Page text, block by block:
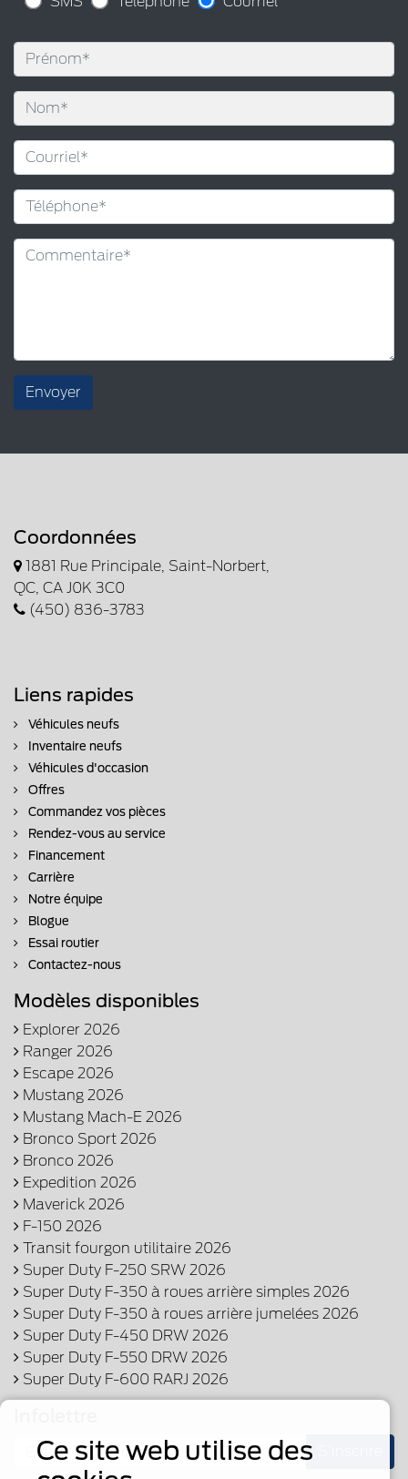
Envoyer
Coordonnées
1881 Rue Principale, Saint-Norbert,
QC, CA J0K 3C0
(450) 836-3783
Liens rapides
Véhicules neufs
Inventaire neufs
Véhicules d'occasion
Offres
Commandez vos pièces
Rendez-vous au service
Financement
Carrière
Notre équipe
Blogue
Essai routier
Contactez-nous
Modèles disponibles
Explorer 2026
Ranger 2026
Escape 2026
Mustang 2026
Mustang Mach-E 2026
Bronco Sport 2026
Bronco 2026
Expedition 2026
Maverick 2026
F-150 2026
Transit fourgon utilitaire 2026
Super Duty F-250 SRW 2026
Super Duty F-350 à roues arrière simples 2026
Super Duty F-350 à roues arrière jumelées 2026
Super Duty F-450 DRW 2026
Super Duty F-550 DRW 2026
Super Duty F-600 RARJ 2026
Ce site web utilise des